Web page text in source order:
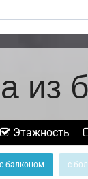
из
Этажность
с балконом с